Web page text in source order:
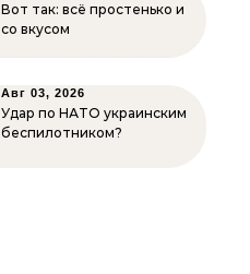
Вот так: всё простенько и
со вкусом
Авг 03, 2026
Удар по НАТО украинским
беспилотником?